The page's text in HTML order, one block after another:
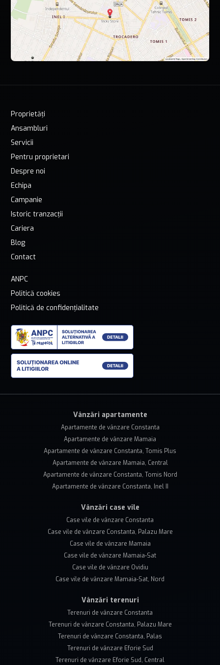
Proprietăți
Ansambluri
Servicii
Pentru proprietari
Despre noi
Echipa
Campanie
Istoric tranzacții
Cariera
Blog
Contact
ANPC
Politică cookies
Politică de confidențialitate
Vânzări apartamente
Apartamente de vânzare Constanta
Apartamente de vânzare Mamaia
Apartamente de vânzare Constanta, Tomis Plus
Apartamente de vânzare Mamaia, Central
Apartamente de vânzare Constanta, Tomis Nord
Apartamente de vânzare Constanta, Inel II
Vânzări case vile
Case vile de vânzare Constanta
Case vile de vânzare Constanta, Palazu Mare
Case vile de vânzare Mamaia
Case vile de vânzare Mamaia-Sat
Case vile de vânzare Ovidiu
Case vile de vânzare Mamaia-Sat, Nord
Vânzări terenuri
Terenuri de vânzare Constanta
Terenuri de vânzare Constanta, Palazu Mare
Terenuri de vânzare Constanta, Palas
Terenuri de vânzare Eforie Sud
Terenuri de vânzare Eforie Sud, Central